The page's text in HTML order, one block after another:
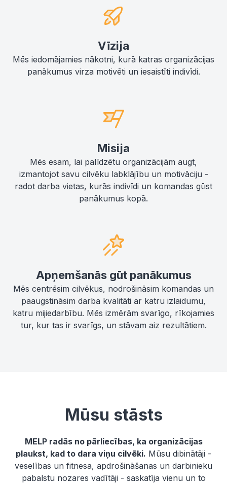
Vīzija
Mēs iedomājamies nākotni, kurā katras organizācijas
panākumus virza motivēti un iesaistīti indivīdi.
Misija
Mēs esam, lai palīdzētu organizācijām augt,
izmantojot savu cilvēku labklājību un motivāciju -
radot darba vietas, kurās indivīdi un komandas gūst
panākumus kopā.
Apņemšanās gūt panākumus
Mēs centrēsim cilvēkus, nodrošināsim komandas un
paaugstināsim darba kvalitāti ar katru izlaidumu,
katru mijiedarbību. Mēs izmērām svarīgo, rīkojamies
tur, kur tas ir svarīgs, un stāvam aiz rezultātiem.
Mūsu stāsts
MELP radās no pārliecības, ka organizācijas
plaukst, kad to dara viņu cilvēki. Mūsu dibinātāji -
veselības un fitnesa, apdrošināšanas un darbinieku
pabalstu nozares vadītāji - saskatīja vienu un to